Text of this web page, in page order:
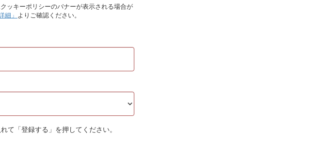
ッキーポリシーのバナーが表示される場合が
細」 よりご確認ください。
て「登録する」を押してください。